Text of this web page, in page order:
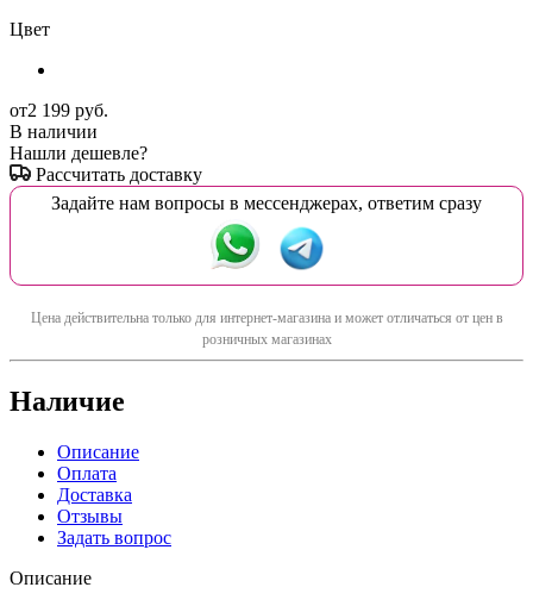
Цвет
от2 199 руб.
В наличии
Нашли дешевле?
Рассчитать доставку
Задайте нам вопросы в мессенджерах, ответим сразу
Цена действительна только для интернет-магазина и может отличаться от цен в
розничных магазинах
Наличие
Описание
Оплата
Доставка
Отзывы
Задать вопрос
Описание